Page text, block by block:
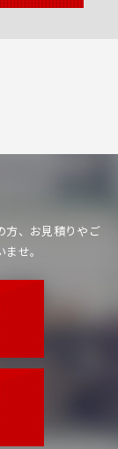
、 お見積りやご
せ。